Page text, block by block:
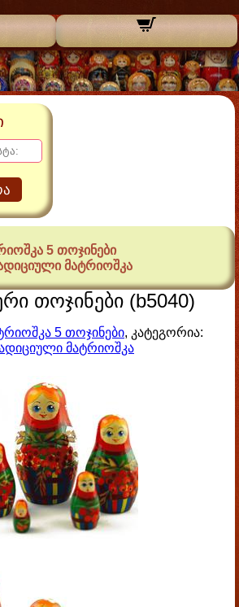
5 თოჯინები
მატრიოშკა
თოჯინები (b5040)
5 თოჯინები, კატეგორია:
მატრიოშკა